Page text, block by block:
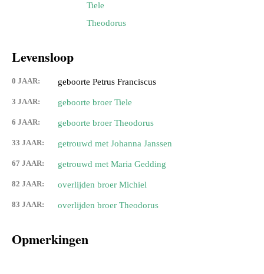
Tiele
Theodorus
Levensloop
0 JAAR: geboorte Petrus Franciscus
3 JAAR: geboorte broer Tiele
6 JAAR: geboorte broer Theodorus
33 JAAR: getrouwd met Johanna Janssen
67 JAAR: getrouwd met Maria Gedding
82 JAAR: overlijden broer Michiel
83 JAAR: overlijden broer Theodorus
Opmerkingen